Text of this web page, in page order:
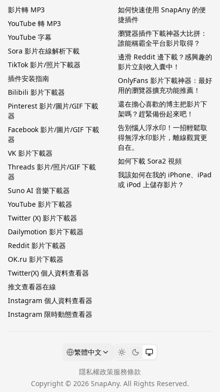
影片轉 MP3
YouTube 轉 MP3
YouTube 字幕
Sora 影片在線解析下載
TikTok 影片/照片下載器
插件安装指南
Bilibili 影片下載器
Pinterest 影片/圖片/GIF 下載
器
Facebook 影片/圖片/GIF 下載
器
VK 影片下載器
Threads 影片/照片/GIF 下載
器
Suno AI 音樂下載器
YouTube 影片下載器
Twitter (X) 影片下載器
Dailymotion 影片下載器
Reddit 影片下載器
OK.ru 影片下載器
Twitter(X) 個人資料查看器
推文查看器在線
Instagram 個人資料查看器
Instagram 限時動態查看器
如何快速使用 SnapAny 的便
捷插件
瀏覽器插件下載神器大比拼：
誰能稱霸全平台影片取得？
邊滑 Reddit 邊下載？感興趣的
影片立刻收入囊中！
OnlyFans 影片下載神器：最好
用的瀏覽器擴充功能推薦！
還在擔心喜歡的博主把影片下
架嗎？趕緊備份起來吧！
告別惱人浮水印！一招輕鬆取
得無浮水印影片，離線觀賞更
自在。
如何下載 Sora2 視頻
我該如何在我的 iPhone、iPad
或 iPod 上儲存影片？
繁體中文
隱私權政策服務條款
Copyright © 2026 SnapAny. All Rights Reserved.